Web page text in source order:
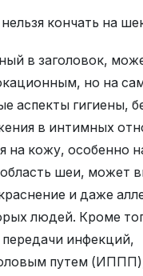
кончать на
в заголовок,
но на
аспекты гигиены,
в интимных
на кожу, особенно
шеи, может
и даже
людей. Кроме
инфекций,
путем